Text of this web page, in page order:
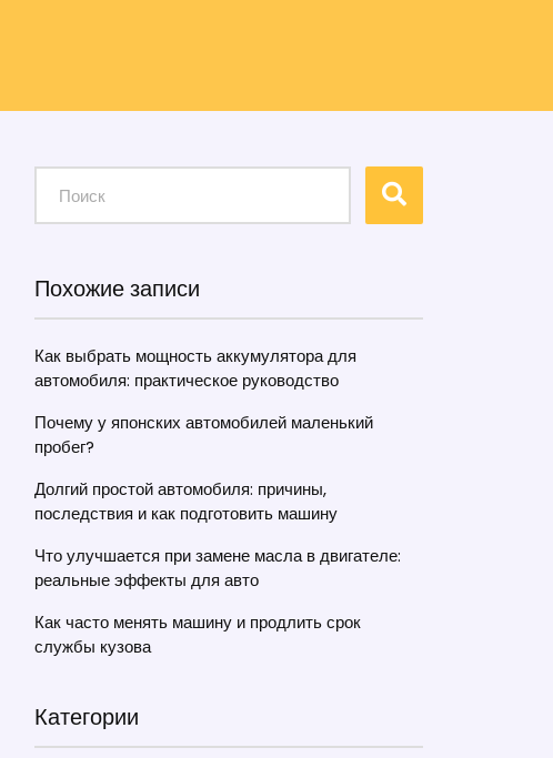
Похожие записи
Как выбрать мощность аккумулятора для
автомобиля: практическое руководство
Почему у японских автомобилей маленький
пробег?
Долгий простой автомобиля: причины,
последствия и как подготовить машину
Что улучшается при замене масла в двигателе:
реальные эффекты для авто
Как часто менять машину и продлить срок
службы кузова
Категории